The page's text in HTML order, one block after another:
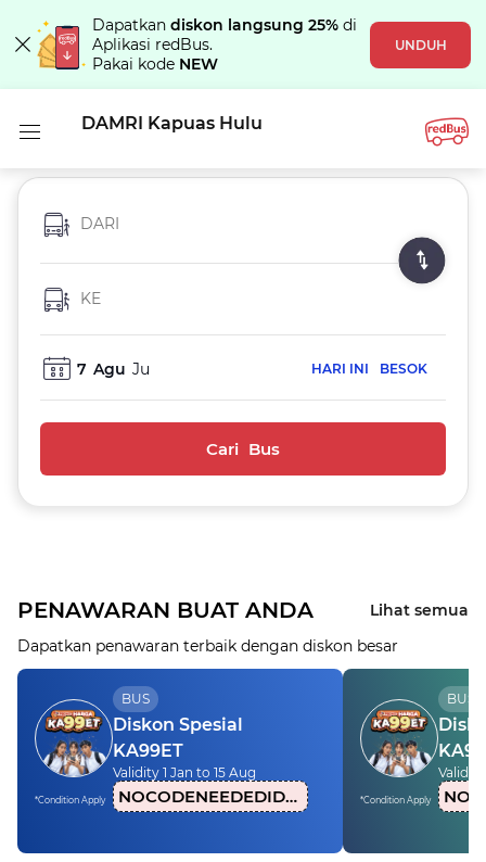
Dapatkan diskon langsung 25% di
Aplikasi redBus.
Pakai kode NEW
UNDUH
DAMRI Kapuas Hulu
DARI
KE
7 Agu Ju HARI INI BESOK
Cari Bus
PENAWARAN BUAT ANDA
Lihat semua
Dapatkan penawaran terbaik dengan diskon besar
*Condition Apply
BUS
Diskon Spesial
KA99ET
Validity 1 Jan to 15 Aug
NOCODENEEDEDIDN1 *Condition Apply
BUS
Validity